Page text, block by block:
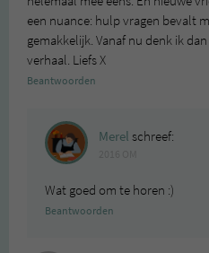
een nuance: hulp vragen bevalt
gemakkelijk. Vanaf nu denk ik
verhaal. Liefs X
Beantwoorden
Merel schreef:
Wat goed om te horen :)
Beantwoorden